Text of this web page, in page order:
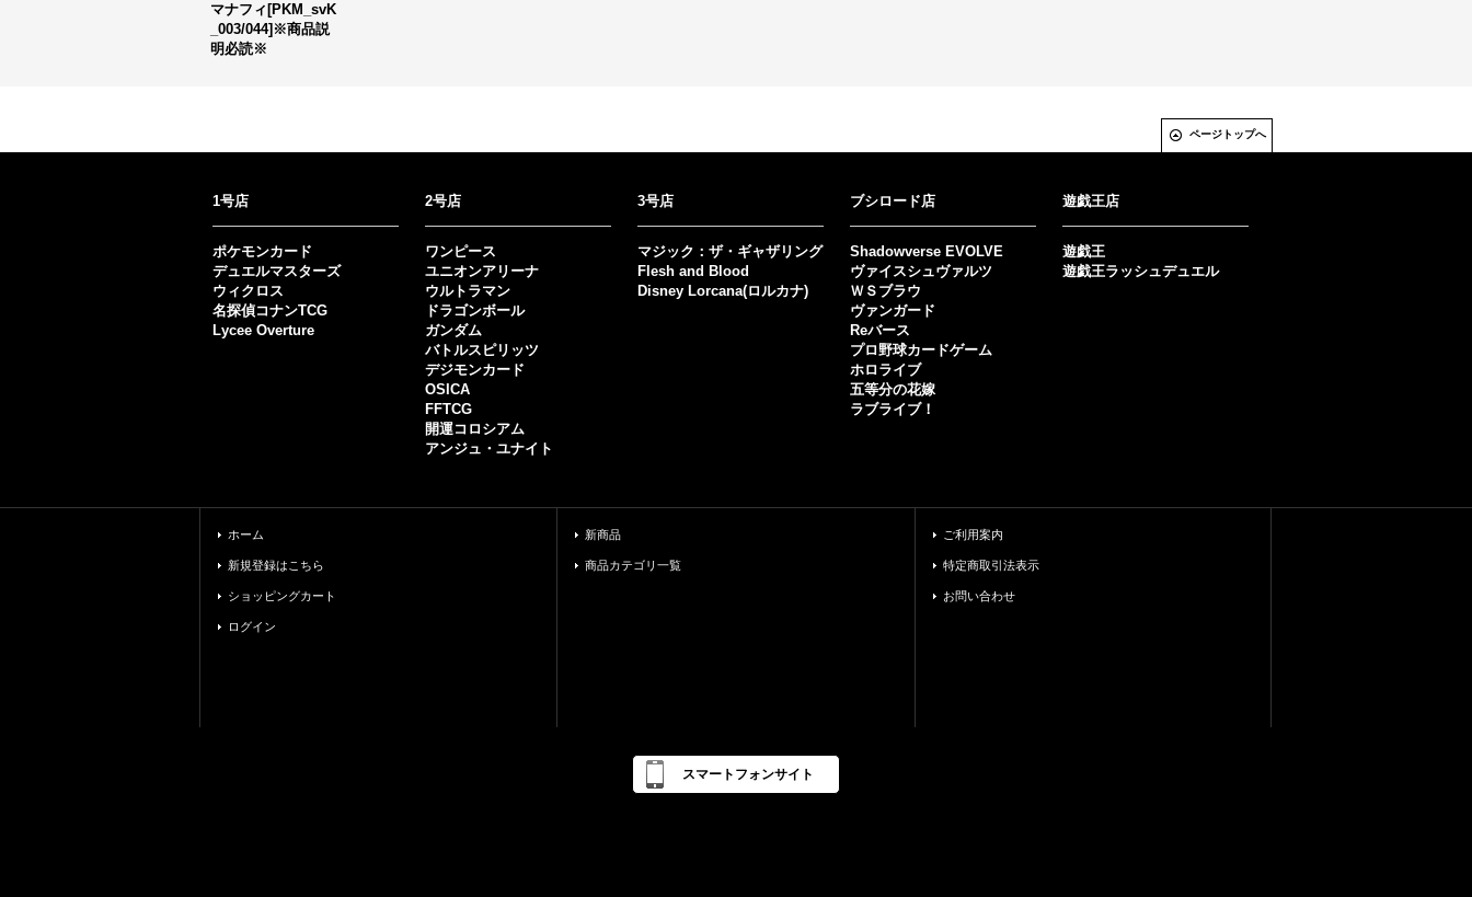
マナフィ[PKM_svK
_003/044]※商品説
明必読※
ページトップへ
1号店
ポケモンカード
デュエルマスターズ
ウィクロス
名探偵コナンTCG
Lycee Overture
2号店
ワンピース
ユニオンアリーナ
ウルトラマン
ドラゴンボール
ガンダム
バトルスピリッツ
デジモンカード
OSICA
FFTCG
開運コロシアム
アンジュ・ユナイト
3号店
マジック：ザ・ギャザリング
Flesh and Blood
Disney Lorcana(ロルカナ)
ブシロード店
Shadowverse EVOLVE
ヴァイスシュヴァルツ
ＷＳブラウ
ヴァンガード
Reバース
プロ野球カードゲーム
ホロライブ
五等分の花嫁
ラブライブ！
遊戯王店
遊戯王
遊戯王ラッシュデュエル
ホーム
新規登録はこちら
ショッピングカート
ログイン
新商品
商品カテゴリ一覧
ご利用案内
特定商取引法表示
お問い合わせ
スマートフォンサイト